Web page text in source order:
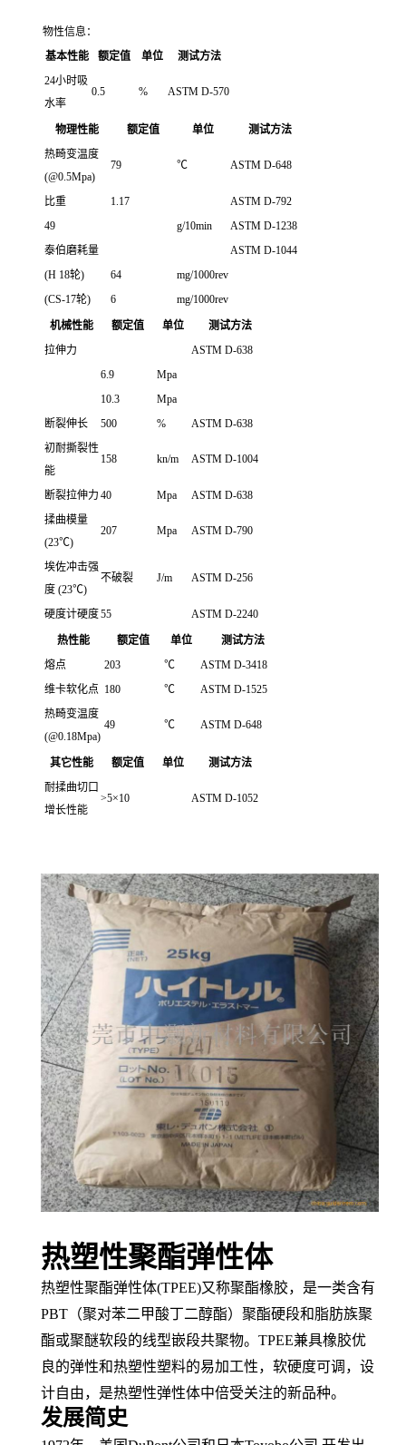
物性信息：
基本性能
额定值 单位
测试方法
24小时吸
水率
0.5 % ASTM D-570
物理性能 额定值 单位
测试方法
热畸变温度
(@0.5Mpa)
79 ℃ ASTM D-648
比重 1.17
ASTM D-792
49
g/10min
ASTM D-1238
泰伯磨耗量
ASTM D-1044
(H 18轮)
64
mg/1000rev
(CS-17轮)
6 mg/1000rev
机械性能 额定值 单位
测试方法
拉伸力
ASTM D-638
6.9
Mpa
10.3
Mpa
断裂伸长
500 %
ASTM D-638
初耐撕裂性
能
158 kn/m ASTM D-1004
断裂拉伸力 40 Mpa
ASTM D-638
揉曲模量
(23℃)
207 Mpa ASTM D-790
埃佐冲击强
度 (23℃)
不破裂 J/m ASTM D-256
硬度计硬度55 ASTM D-2240
热性能 额定值 单位
测试方法
熔点
203 ℃
ASTM D-3418
维卡软化点 180 ℃
ASTM D-1525
热畸变温度
(@0.18Mpa)
49 ℃ ASTM D-648
其它性能 额定值 单位
测试方法
耐揉曲切口
增长性能
>5×10 ASTM D-1052
热塑性聚酯弹性体
热塑性聚酯弹性体(TPEE)又称聚酯橡胶，是一类含有
PBT（聚对苯二甲酸丁二醇酯）聚酯硬段和脂肪族聚
酯或聚醚软段的线型嵌段共聚物。 TPEE兼具橡胶优
良的弹性和热塑性塑料的易加工性，软硬度可调， 设
计自由，是热塑性弹性体中倍受关注的新品种。
发展简史